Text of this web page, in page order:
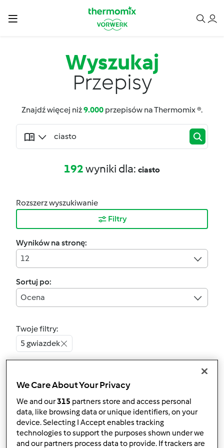
Wyszukaj
Przepisy
Znajdź więcej niż9.000 przepisów na Thermomix ®.
192wyniki dla: ciasto
Rozszerz wyszukiwanie
Filtry
Wyników na stronę:
12
Sortuj po:
Ocena
Twoje filtry:
5 gwiazdek
5.0(19)
Wariant Ciasto
marchewkowe -
BŁYSKAWICZNE z
przezGość
We Care About Your Privacy
We and our315 partners store and access personal
data, like browsing data or unique identifiers, on your
device. Selecting I Accept enables tracking
technologies to support the purposes shown under we
and our partners process data to provide. If trackers are